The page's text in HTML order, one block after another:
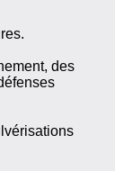
des